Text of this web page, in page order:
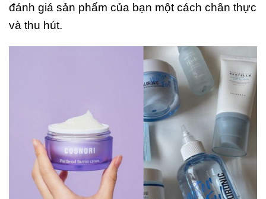
đánh giá sản phẩm của bạn một cách chân thực
và thu hút.